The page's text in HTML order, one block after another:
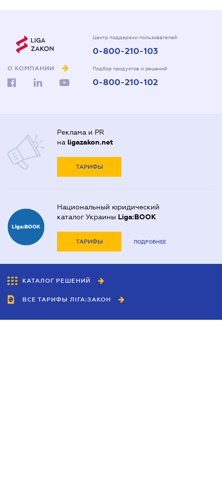
О КОМПАНИИ
Центр поддержки пользователей
0-800-210-103
Подбор продуктов и решений
0-800-210-102
Реклама и PR
на ligazakon.net
ТАРИФЫ
Национальный юридический
каталог Украины Liga:BOOK
ТАРИФЫ ПОДРОБНЕЕ
КАТАЛОГ РЕШЕНИЙ
ВСЕ ТАРИФЫ ЛІГА:ЗАКОН